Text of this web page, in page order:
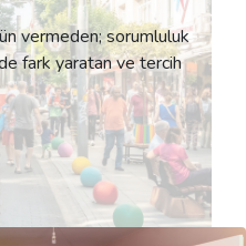
vermeden; sorumluluk
fark yaratan ve tercih